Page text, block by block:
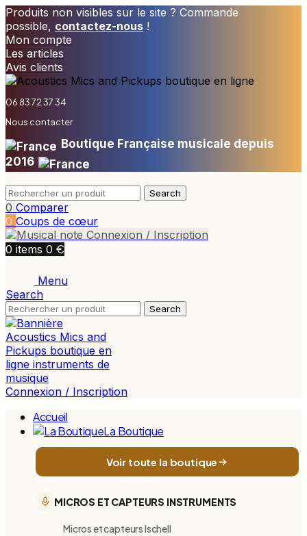
Produits non visibles sur le site ? Commande
possible, contactez-nous !
Mon compte
Les articles
Avis clients
06 83 72 37 34
Nous contacter
Boutique Française musicale depuis
2016
Search
0 Comparer
0 Coups de cœur
Connexion / Inscription
0 items 0 €
Menu
Search
Search
Connexion / Inscription
Accueil
La Boutique
Voir toute la boutique
MICROS ET CAPTEURS INSTRUMENTS
Micros et capteurs Ischell